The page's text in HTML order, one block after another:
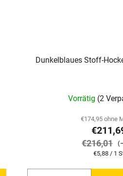
Dunkelblaues Stoff-
Vorrätig (2
€174,95 ohne
€216,01
€5,88 / 1